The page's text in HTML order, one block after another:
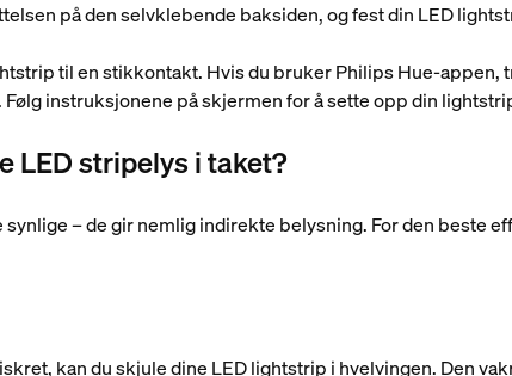
på den selvklebende baksiden, og fest din LED
til en stikkontakt. Hvis du bruker Philips Hue-
instruksjonene på skjermen for å sette opp din
LED stripelys i taket?
– de gir nemlig indirekte belysning. For den beste
kan du skjule dine LED lightstrip i hvelvingen. Den